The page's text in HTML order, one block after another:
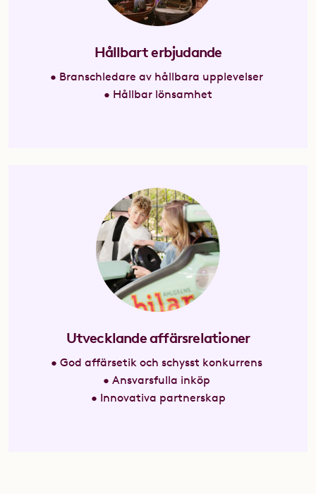
Hållbart erbjudande
• Branschledare av hållbara upplevelser
• Hållbar lönsamhet
Utvecklande affärsrelationer
• God affärsetik och schysst konkurrens
• Ansvarsfulla inköp
• Innovativa partnerskap